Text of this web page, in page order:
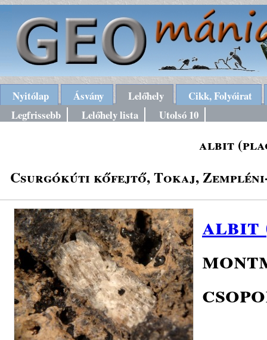
Nyitólap Ásvány Lelőhely
Cikk, Folyóirat
Legfrissebb
Lelőhely lista Utolsó 10
albit
Csurgókúti kőfejtő, Tokaj, Zempléni-
albit